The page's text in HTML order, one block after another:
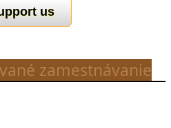
us
zamestnávanie